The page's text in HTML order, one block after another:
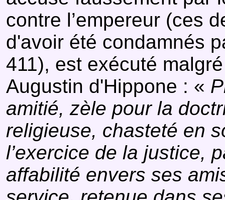
contre l’empereur (ces
d'avoir été condamnés
411), est exécuté
Augustin d'Hippone : «
amitié, zèle pour la
religieuse, chasteté en
l’exercice de la justice,
affabilité envers ses